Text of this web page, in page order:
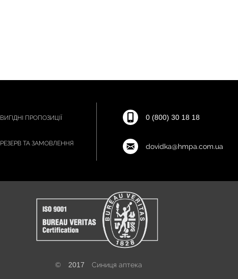
ВИГІДНІ ПРОПОЗИЦІЇ
РЕЗЕРВ ТА ЗАМОВЛЕННЯ
0 (800) 30 18 18
dovidka@hmpa.com.ua
© 2017 Синиця аптека